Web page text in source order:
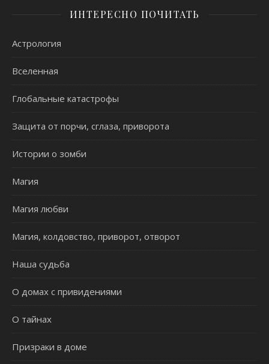
ИНТЕРЕСНО ПОЧИТАТЬ
Астрология
Вселенная
Глобальные катастрофы
Защита от порчи, сглаза, приворота
Истории о зомби
Магия
Магия любви
Магия, колдовство, приворот, отворот
Наша судьба
О домах с привидениями
О тайнах
Призраки в доме